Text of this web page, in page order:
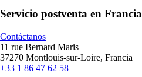
Servicio postventa en Francia
Contáctanos
11 rue Bernard Maris
37270 Montlouis-sur-Loire, Francia
+33 1 86 47 62 58